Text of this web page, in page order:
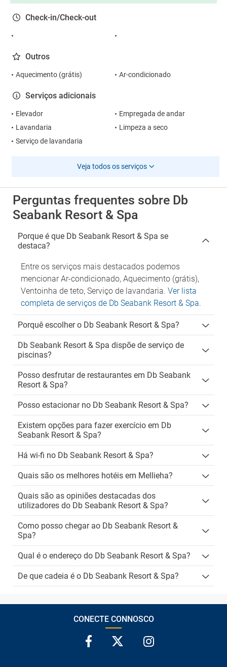
Check-in/Check-out
Outros
Aquecimento (grátis) Ar-condicionado
Serviços adicionais
Elevador
Empregada de andar
Lavandaria
Limpeza a seco
Serviço de lavandaria
Veja todos os serviços
Perguntas frequentes sobre Db
Seabank Resort & Spa
Porque é que Db Seabank Resort & Spa se
destaca?
Entre os serviços mais destacados podemos
mencionar Ar-condicionado, Aquecimento (grátis),
Ventoinha de teto, Serviço de lavandaria. Ver lista
completa de serviços de Db Seabank Resort & Spa.
Porquê escolher o Db Seabank Resort & Spa?
Db Seabank Resort & Spa dispõe de serviço de
piscinas?
Posso desfrutar de restaurantes em Db Seabank
Resort & Spa?
Posso estacionar no Db Seabank Resort & Spa?
Existem opções para fazer exercício em Db
Seabank Resort & Spa?
Há wi-fi no Db Seabank Resort & Spa?
Quais são os melhores hotéis em Mellieha?
Quais são as opiniões destacadas dos
utilizadores do Db Seabank Resort & Spa?
Como posso chegar ao Db Seabank Resort &
Spa?
Qual é o endereço do Db Seabank Resort & Spa?
De que cadeia é o Db Seabank Resort & Spa?
CONECTE CONNOSCO